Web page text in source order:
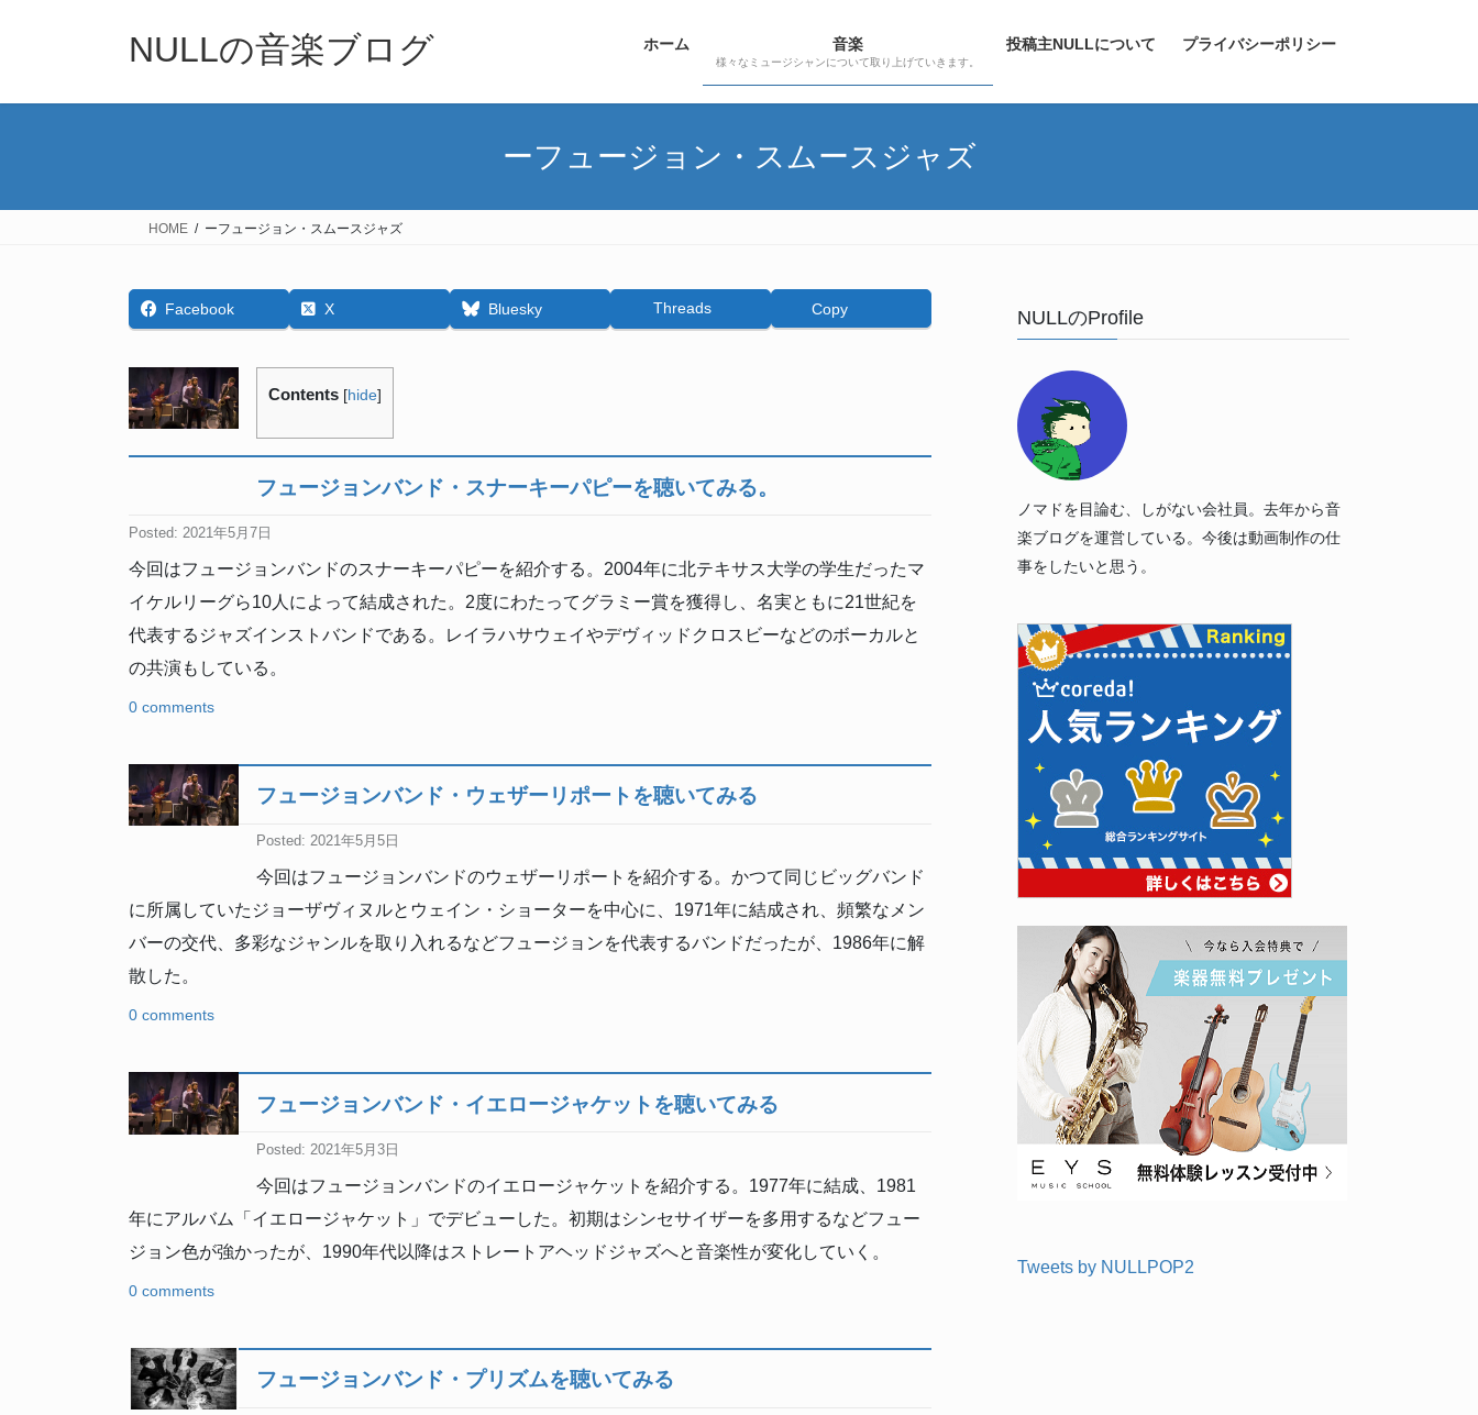
NULLの音楽ブログ ホーム 音楽
様々なミュージシャンについて取り上げていきます。
投稿主NULLについて プライバシーポリシー
ーフュージョン・スムースジャズ
HOME ーフュージョン・スムースジャズ
Facebook X Bluesky Threads Copy
Contents [hide]
フュージョンバンド・スナーキーパピーを聴いてみる。
Posted: 2021年5月7日
今回はフュージョンバンドのスナーキーパピーを紹介する。2004年に北テキサス大学の学生だったマ
イケルリーグら10人によって結成された。2度にわたってグラミー賞を獲得し、名実ともに21世紀を
代表するジャズインストバンドである。レイラハサウェイやデヴィッドクロスビーなどのボーカルと
の共演もしている。
0 comments
フュージョンバンド・ウェザーリポートを聴いてみる
Posted: 2021年5月5日
今回はフュージョンバンドのウェザーリポートを紹介する。かつて同じビッグバンド
に所属していたジョーザヴィヌルとウェイン・ショーターを中心に、1971年に結成され、頻繁なメン
バーの交代、多彩なジャンルを取り入れるなどフュージョンを代表するバンドだったが、1986年に解
散した。
0 comments
フュージョンバンド・イエロージャケットを聴いてみる
Posted: 2021年5月3日
今回はフュージョンバンドのイエロージャケットを紹介する。1977年に結成、1981
年にアルバム「イエロージャケット」でデビューした。初期はシンセサイザーを多用するなどフュー
ジョン色が強かったが、1990年代以降はストレートアヘッドジャズへと音楽性が変化していく。
0 comments
フュージョンバンド・プリズムを聴いてみる
NULLのProfile
ノマドを目論む、しがない会社員。去年から音
楽ブログを運営している。今後は動画制作の仕
事をしたいと思う。
Tweets by NULLPOP2